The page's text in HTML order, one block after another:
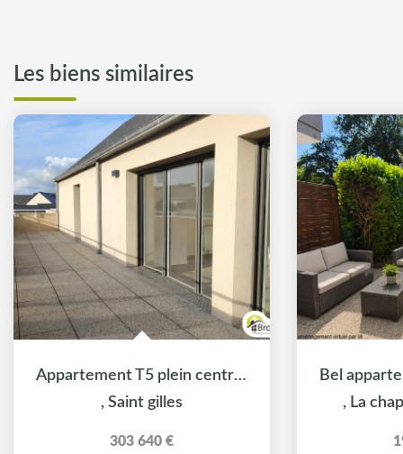
Les biens similaires
Appartement T5 plein centre, terrasse de 33 m² exposée Ouest
, Saint gilles
303 640 €
, La